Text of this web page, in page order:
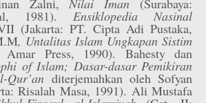
Zalni,Nilai Iman(Surabaya:
1981). Ensiklopedia Nasinal
(Jakarta: PT. Cipta Adi Pustaka,
, Untalitas Islam Ungkapan Sistim
Amar Press, 1990). Bahesty dan
of Islam; Dasar-dasar Pemikiran
diterjemahkan oleh Sofyan
Risalah Masa, 1991). Ali Mustafa